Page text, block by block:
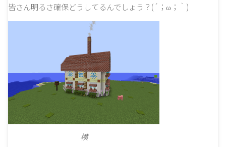
皆さん明るさ確保どうしてるんでしょう？(´；ω；｀)
横